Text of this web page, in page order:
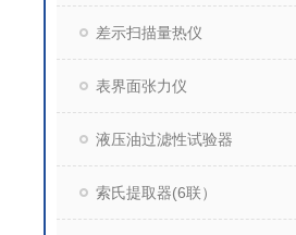
差示扫描量热仪
表界面张力仪
液压油过滤性试验器
索氏提取器(6联）